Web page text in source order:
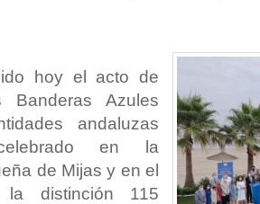
hoy el acto de
Azules
andaluzas
en la
de Mijas y en el
la distinción 115